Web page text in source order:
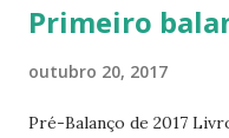
Primeiro
outubro 20, 2017
Pré-Balanço de 2017